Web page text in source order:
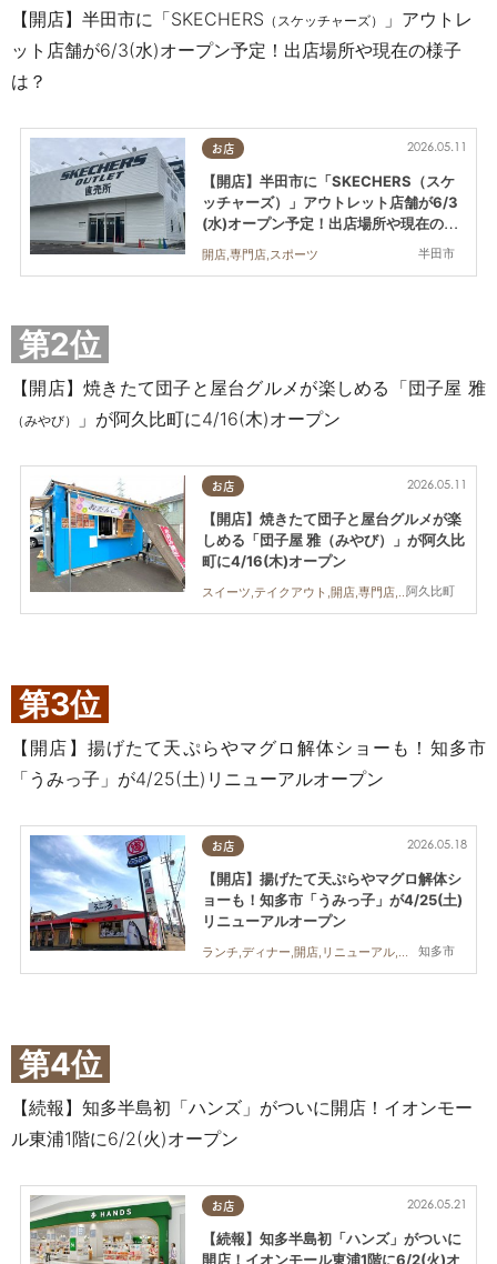
【開店】半田市に「SKECHERS （スケッチャーズ）
」アウトレ
ット店舗が6/3(水)オープン予定！出店場所や現在の様子
は？
お店
半田市
2026.05.11
【開店】半田市に「SKECHERS（スケ
ッチャーズ）」アウトレット店舗が6/3
(水)オープン予定！出店場所や現在の様
子は？
開店,専門店,スポーツ
第2位
【開店】焼きたて団子と屋台グルメが楽しめる「団子屋 雅
（みやび） 」が阿久比町に4/16(木)オープン
お店
阿久比町
2026.05.11
【開店】焼きたて団子と屋台グルメが楽
しめる「団子屋 雅（みやび）」が阿久比
町に4/16(木)オープン
スイーツ,テイクアウト,開店,専門店,まちネタ,コスパ抜群
第3位
【開店】揚げたて天ぷらやマグロ解体ショーも！知多市
「うみっ子」が4/25(土)リニューアルオープン
お店
知多市
2026.05.18
【開店】揚げたて天ぷらやマグロ解体シ
ョーも！知多市「うみっ子」が4/25(土)
リニューアルオープン
第4位
【続報】知多半島初「ハンズ」がついに開店！イオンモー
ル東浦1階に6/2(火)オープン
お店 2026.05.21
【続報】知多半島初「ハンズ」がついに
開店！イオンモール東浦1階に6/2(火)オ